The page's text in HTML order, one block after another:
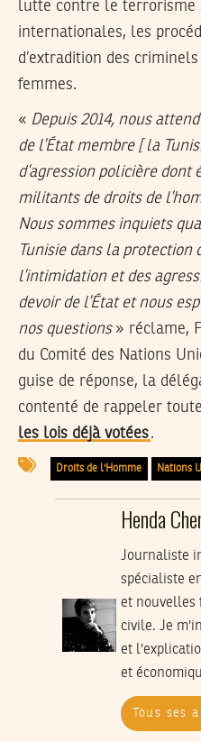
lutte contre le terrorisme
internationales, les
d’extradition des
femmes.
« Depuis 2014, nous
de l’État membre [ la
d’agression policière dont
militants de droits de
Nous sommes inquiets
Tunisie dans la protection
l’intimidation et des
devoir de l’État et nous
nos questions» réclame,
du Comité des Nations
guise de réponse, la
contenté de rappeler
les lois déjà votées.
Droits de l'Homme Nations
Henda
Journaliste
spécialiste
et nouvelles
civile. Je
et
et
Tous ses